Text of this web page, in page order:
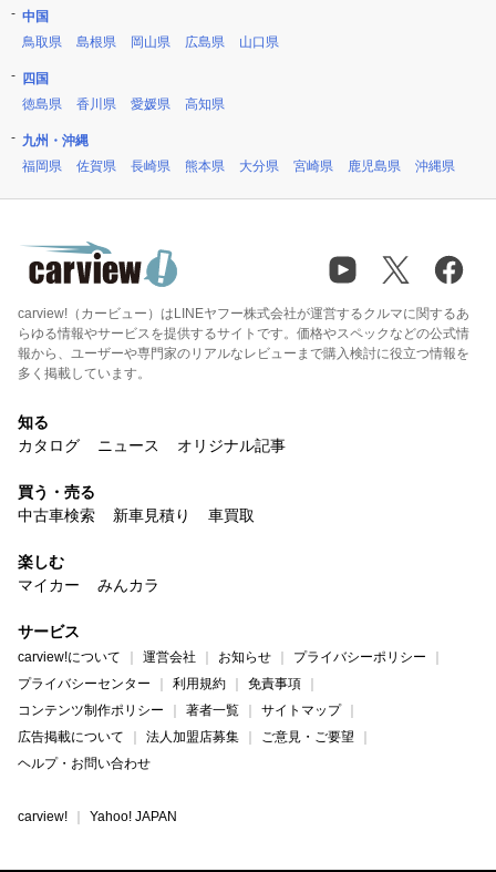
中国
鳥取県
島根県 岡山県 広島県 山口県
四国
徳島県
香川県 愛媛県 高知県
九州・沖縄
福岡県
佐賀県 長崎県 熊本県 大分県 宮崎県 鹿児島県 沖縄県
carview!（カービュー）はLINEヤフー株式会社が運営するクルマに関するあ
らゆる情報やサービスを提供するサイトです。価格やスペックなどの公式情
報から、ユーザーや専門家のリアルなレビューまで購入検討に役立つ情報を
多く掲載しています。
知る
カタログ
ニュース オリジナル記事
買う・売る
中古車検索
新車見積り 車買取
楽しむ
マイカー
みんカラ
サービス
carview!について 運営会社 お知らせ
プライバシーポリシー
プライバシーセンター
利用規約
免責事項
コンテンツ制作ポリシー
著者一覧
サイトマップ
広告掲載について
法人加盟店募集
ご意見・ご要望
ヘルプ・お問い合わせ
carview! Yahoo! JAPAN